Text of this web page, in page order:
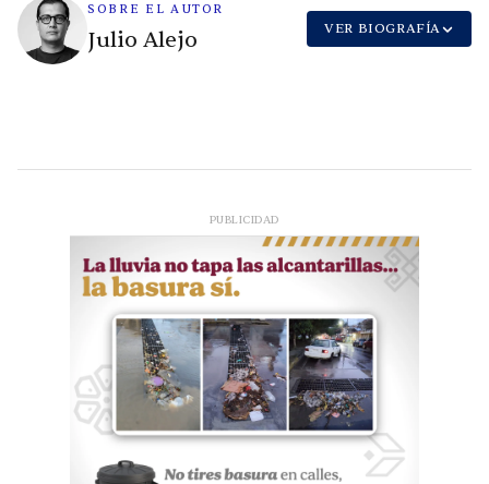
SOBRE EL AUTOR
Julio Alejo VER BIOGRAFÍA
PUBLICIDAD